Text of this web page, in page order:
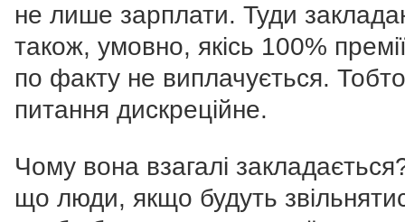
не лише зарплати. Туди
також, умовно, якісь 100%
по факту не виплачується.
питання дискреційне.
Чому вона взагалі
що люди, якщо будуть